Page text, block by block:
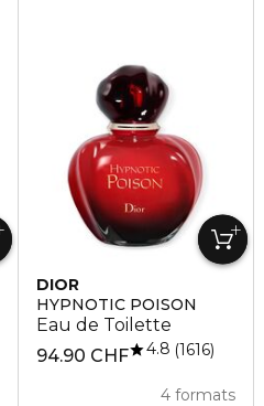
DIOR
HYPNOTIC POISON
Eau de Toilette
94.90 CHF
4 formats
4.8 1616